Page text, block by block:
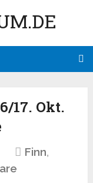
17. Okt.
Finn,